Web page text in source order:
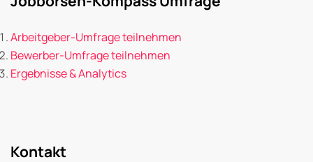
Arbeitgeber-Umfrage teilnehmen
Bewerber-Umfrage teilnehmen
Ergebnisse & Analytics
Kontakt